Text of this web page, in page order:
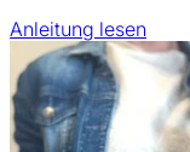
Anleitung lesen